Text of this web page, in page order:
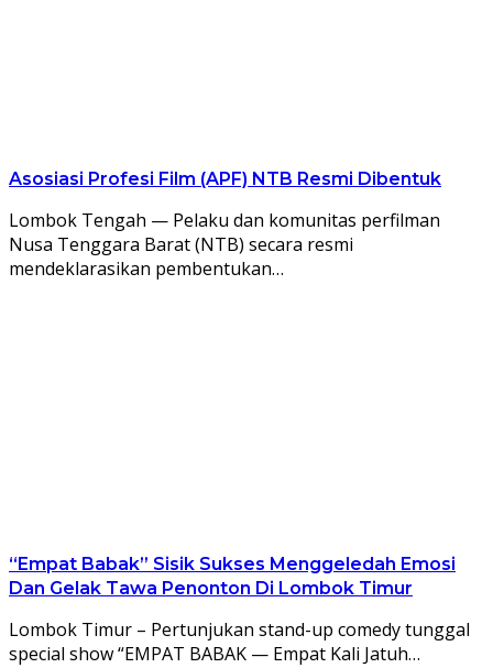
Asosiasi Profesi Film (APF) NTB Resmi Dibentuk
Lombok Tengah — Pelaku dan komunitas perfilman
Nusa Tenggara Barat (NTB) secara resmi
mendeklarasikan pembentukan…
“Empat Babak” Sisik Sukses Menggeledah Emosi
Dan Gelak Tawa Penonton Di Lombok Timur
Lombok Timur – Pertunjukan stand-up comedy tunggal
special show “EMPAT BABAK — Empat Kali Jatuh…